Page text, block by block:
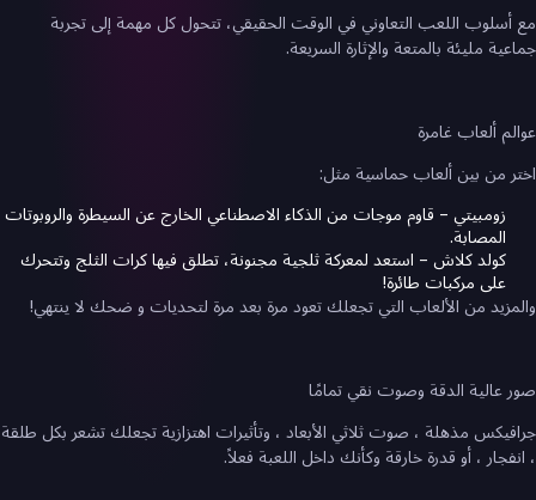
مع أسلوب اللعب التعاوني في الوقت الحقيقي، تتحول كل مهمة إلى تجربة
جماعية مليئة بالمتعة والإثارة السريعة.
عوالم ألعاب غامرة
اختر من بين ألعاب حماسية مثل:
زومبيتي – قاوم موجات من الذكاء الاصطناعي الخارج عن السيطرة والروبوتات
المصابة.
كولد كلاش – استعد لمعركة ثلجية مجنونة، تطلق فيها كرات الثلج وتتحرك
على مركبات طائرة!
والمزيد من الألعاب التي تجعلك تعود مرة بعد مرة لتحديات و ضحك لا ينتهي!
صور عالية الدقة وصوت نقي تمامًا
جرافيكس مذهلة ، صوت ثلاثي الأبعاد ، وتأثيرات اهتزازية تجعلك تشعر بكل طلقة
، انفجار ، أو قدرة خارقة وكأنك داخل اللعبة فعلاً.